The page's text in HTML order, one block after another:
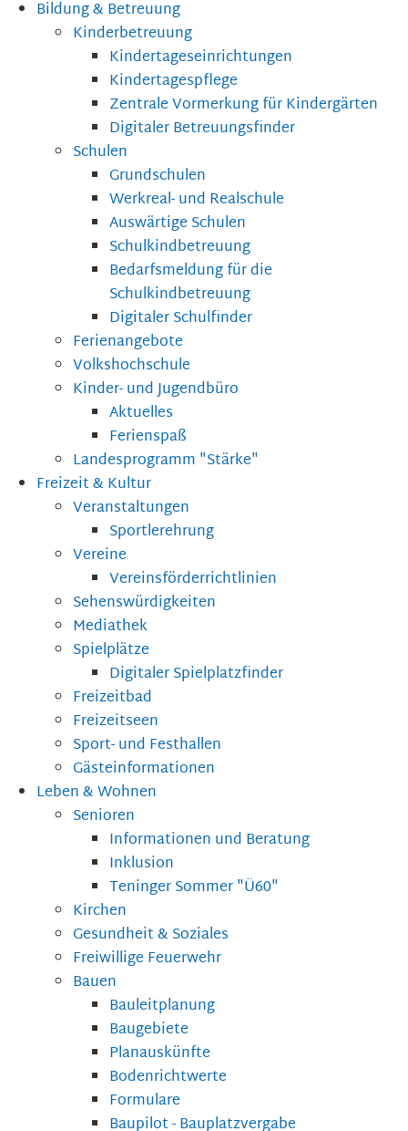
Bildung & Betreuung
Kinderbetreuung
Kindertageseinrichtungen
Kindertagespflege
Zentrale Vormerkung für Kindergärten
Digitaler Betreuungsfinder
Schulen
Grundschulen
Werkreal- und Realschule
Auswärtige Schulen
Schulkindbetreuung
Bedarfsmeldung für die
Schulkindbetreuung
Digitaler Schulfinder
Ferienangebote
Volkshochschule
Kinder- und Jugendbüro
Aktuelles
Ferienspaß
Landesprogramm "Stärke"
Freizeit & Kultur
Veranstaltungen
Sportlerehrung
Vereine
Vereinsförderrichtlinien
Sehenswürdigkeiten
Mediathek
Spielplätze
Digitaler Spielplatzfinder
Freizeitbad
Freizeitseen
Sport- und Festhallen
Gästeinformationen
Leben & Wohnen
Senioren
Informationen und Beratung
Inklusion
Teninger Sommer "Ü60"
Kirchen
Gesundheit & Soziales
Freiwillige Feuerwehr
Bauen
Bauleitplanung
Baugebiete
Planauskünfte
Bodenrichtwerte
Formulare
Baupilot - Bauplatzvergabe